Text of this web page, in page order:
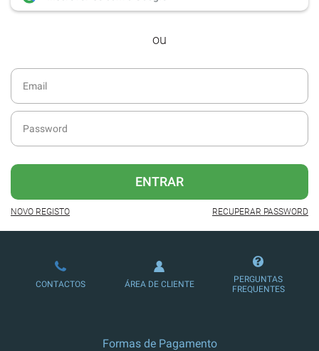
desde dezembro de 2016.
Acesso ao formato digital da SÁBADO
SÁBADO.
diário da atualidade.
publicidade reduzida e não invasiva
no site.
Possibilidade de ler e/ou ouvir artigos.
Ofertas e descontos em produtos,
serviços, eventos desportivos e
ou
ENTRAR
NOVO REGISTO RECUPERAR PASSWORD
CONTACTOS ÁREA DE CLIENTE
PERGUNTAS
FREQUENTES
Formas de Pagamento